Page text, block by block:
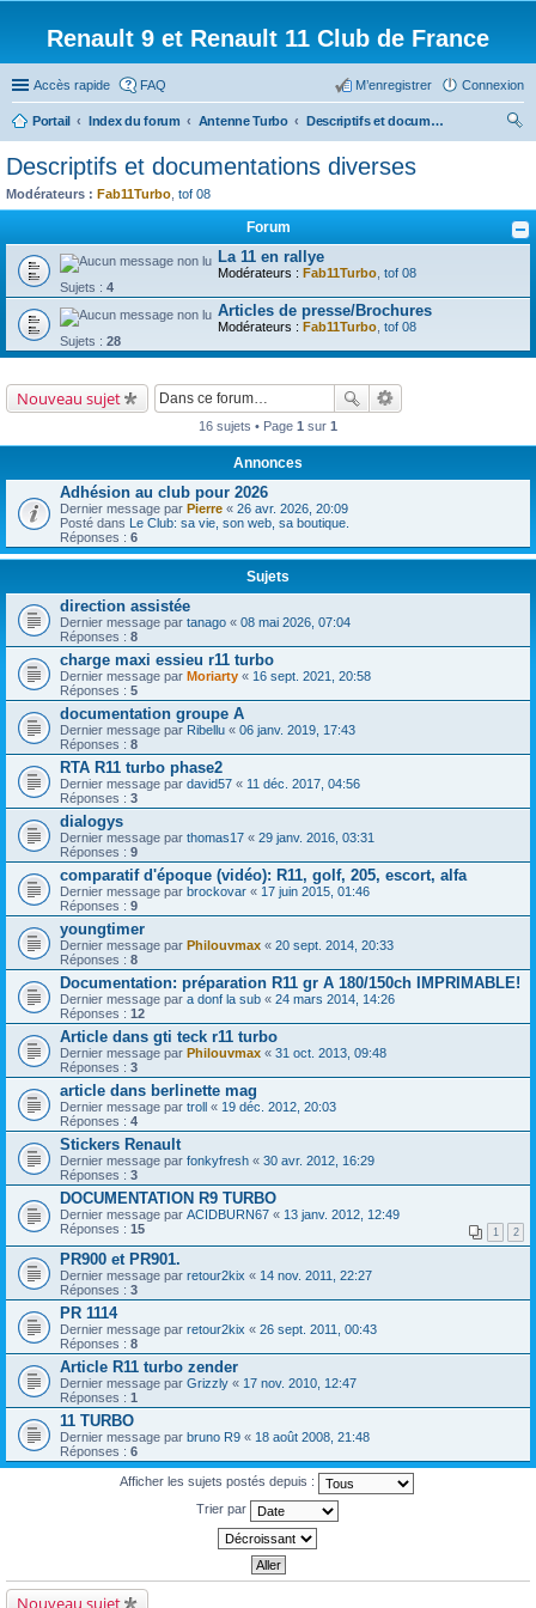
Renault 9 et Renault 11 Club de France
Accès rapide FAQ Connexion
M’enregistrer
Portail Index du forum Antenne Turbo
Descriptifs et documentations diverses
ch
er
Descriptifs et documentations diverses
Modérateurs : Fab11Turbo tof 08
Forum
La 11 en rallye
Modérateurs : Fab11Turbo tof 08
Sujets : 4
Articles de presse/Brochures
Modérateurs : Fab11Turbo tof 08
Sujets : 28
Nouveau sujet
16 sujets • Page 1 sur 1
Annonces
Adhésion au club pour 2026
Dernier message par Pierre « 26 avr. 2026, 20:09
Posté dans Le Club: sa vie, son web, sa boutique.
Réponses : 6
Sujets
direction assistée
Dernier message par tanago « 08 mai 2026, 07:04
Réponses : 8
charge maxi essieu r11 turbo
Dernier message par Moriarty « 16 sept. 2021, 20:58
Réponses : 5
documentation groupe A
Dernier message par Ribellu « 06 janv. 2019, 17:43
Réponses : 8
RTA R11 turbo phase2
Dernier message par david57 « 11 déc. 2017, 04:56
Réponses : 3
dialogys
Dernier message par thomas17 « 29 janv. 2016, 03:31
Réponses : 9
comparatif d'époque (vidéo): R11, golf, 205, escort, alfa
Dernier message par brockovar « 17 juin 2015, 01:46
Réponses : 9
youngtimer
Dernier message par Philouvmax « 20 sept. 2014, 20:33
Réponses : 8
Documentation: préparation R11 gr A 180/150ch IMPRIMABLE!
Dernier message par a donf la sub « 24 mars 2014, 14:26
Réponses : 12
Article dans gti teck r11 turbo
Dernier message par Philouvmax « 31 oct. 2013, 09:48
Réponses : 3
article dans berlinette mag
Dernier message par troll « 19 déc. 2012, 20:03
Réponses : 4
Stickers Renault
Dernier message par fonkyfresh « 30 avr. 2012, 16:29
Réponses : 3
DOCUMENTATION R9 TURBO
Dernier message par ACIDBURN67 « 13 janv. 2012, 12:49
Réponses : 15 1 2
PR900 et PR901.
Dernier message par retour2kix « 14 nov. 2011, 22:27
Réponses : 3
PR 1114
Dernier message par retour2kix « 26 sept. 2011, 00:43
Réponses : 8
Article R11 turbo zender
Dernier message par Grizzly « 17 nov. 2010, 12:47
Réponses : 1
11 TURBO
Dernier message par bruno R9 « 18 août 2008, 21:48
Réponses : 6
Afficher les sujets postés depuis :
Trier par
Nouveau sujet